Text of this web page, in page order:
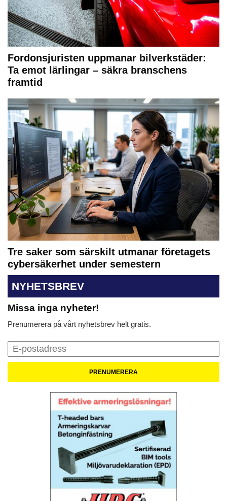
Fordonsjuristen uppmanar bilverkstäder:
Ta emot lärlingar – säkra branschens
framtid
Tre saker som särskilt utmanar företagets
cybersäkerhet under semestern
NYHETSBREV
Missa inga nyheter!
Prenumerera på vårt nyhetsbrev helt gratis.